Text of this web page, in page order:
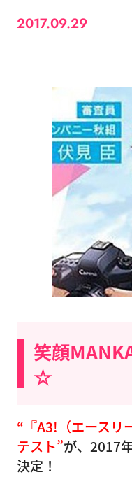
2017.09.29
笑顔
☆
“『A3!（エース
テスト”が、2017
決定！